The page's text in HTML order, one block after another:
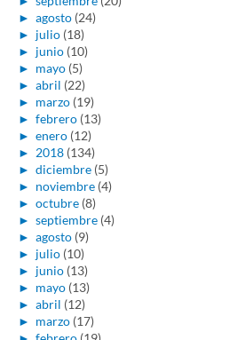
► agosto (24)
► julio (18)
► junio (10)
► mayo (5)
► abril (22)
► marzo (19)
► febrero (13)
► enero (12)
► 2018 (134)
► diciembre (5)
► noviembre (4)
► octubre (8)
► septiembre (4)
► agosto (9)
► julio (10)
► junio (13)
► mayo (13)
► abril (12)
► marzo (17)